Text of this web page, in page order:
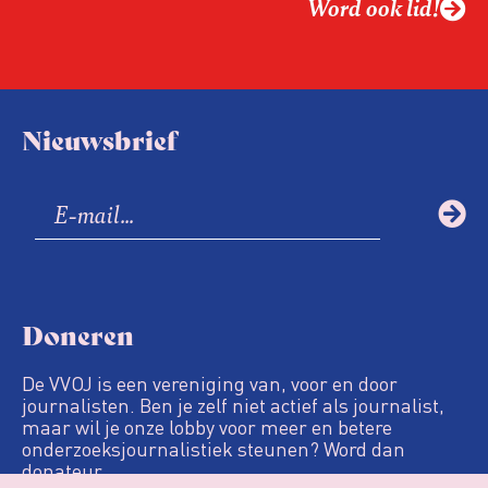
Nieuwsbrief
Doneren
De VVOJ is een vereniging van, voor en door
journalisten. Ben je zelf niet actief als journalist,
maar wil je onze lobby voor meer en betere
onderzoeksjournalistiek steunen? Word dan
donateur.